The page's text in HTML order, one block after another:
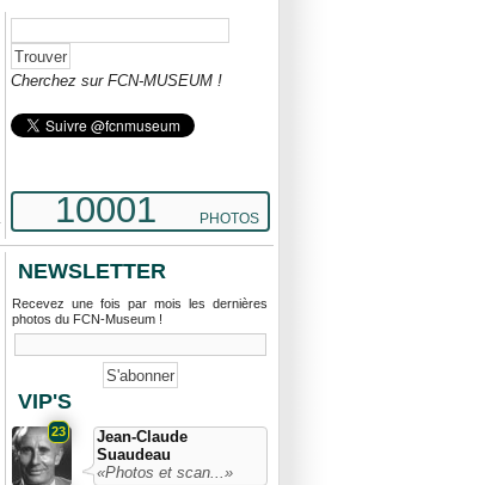
Cherchez sur FCN-MUSEUM !
10001 PHOTOS
NEWSLETTER
Recevez une fois par mois les dernières
photos du FCN-Museum !
VIP'S
23
Jean-Claude
Suaudeau
«Photos et scan...»